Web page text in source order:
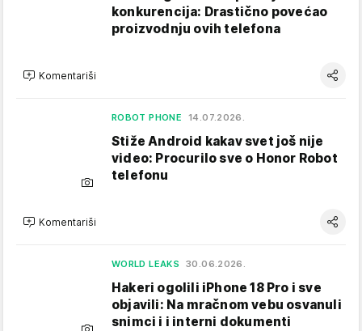
konkurencija: Drastično povećao
proizvodnju ovih telefona
Komentariši
ROBOT PHONE 14.07.2026.
Stiže Android kakav svet još nije
video: Procurilo sve o Honor Robot
telefonu
Komentariši
WORLD LEAKS 30.06.2026.
Hakeri ogolili iPhone 18 Pro i sve
objavili: Na mračnom vebu osvanuli
snimci i i interni dokumenti